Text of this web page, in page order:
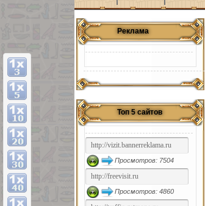
Реклама
Топ 5 сайтов
Просмотров: 7504
Просмотров: 4860